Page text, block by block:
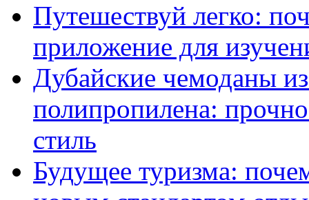
Путешествуй легко:
приложение для
Дубайские чемоданы
полипропилена:
стиль
Будущее туризма: